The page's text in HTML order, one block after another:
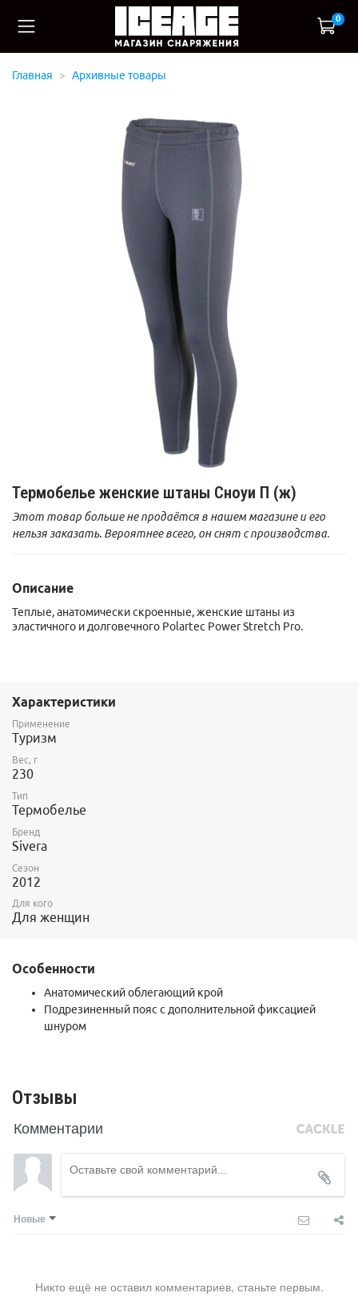
0
Главная Архивные товары
Термобелье женские штаны Сноуи П (ж)
Этот товар больше не продаётся в нашем магазине и его
нельзя заказать. Вероятнее всего, он снят с производства.
Описание
Теплые, анатомически скроенные, женские штаны из
эластичного и долговечного Polartec Power Stretch Pro.
Характеристики
Применение
Туризм
Вес, г
230
Тип
Термобелье
Бренд
Sivera
Сезон
2012
Для кого
Для женщин
Особенности
Анатомический облегающий крой
Подрезиненный пояс с дополнительной фиксацией
шнуром
Отзывы
Комментарии
Новые
Никто ещё не оставил комментариев, станьте первым.